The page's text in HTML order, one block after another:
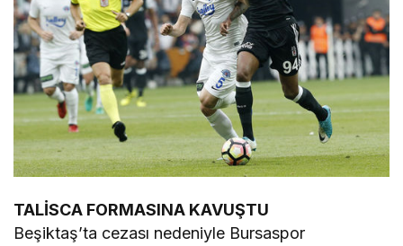
TALİSCA FORMASINA KAVUŞTU
Beşiktaş’ta cezası nedeniyle Bursaspor